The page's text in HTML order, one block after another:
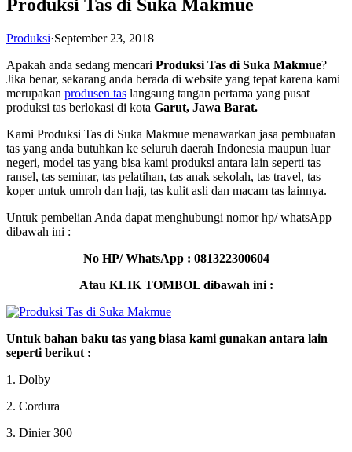
Produksi Tas di Suka Makmue
Produksi·September 23, 2018
Apakah anda sedang mencari Produksi Tas di Suka Makmue?
Jika benar, sekarang anda berada di website yang tepat karena kami
merupakan produsen tas langsung tangan pertama yang pusat
produksi tas berlokasi di kota Garut, Jawa Barat.
Kami Produksi Tas di Suka Makmue menawarkan jasa pembuatan
tas yang anda butuhkan ke seluruh daerah Indonesia maupun luar
negeri, model tas yang bisa kami produksi antara lain seperti tas
ransel, tas seminar, tas pelatihan, tas anak sekolah, tas travel, tas
koper untuk umroh dan haji, tas kulit asli dan macam tas lainnya.
Untuk pembelian Anda dapat menghubungi nomor hp/ whatsApp
dibawah ini :
No HP/ WhatsApp : 081322300604
Atau KLIK TOMBOL dibawah ini :
Untuk bahan baku tas yang biasa kami gunakan antara lain
seperti berikut :
1. Dolby
2. Cordura
3. Dinier 300